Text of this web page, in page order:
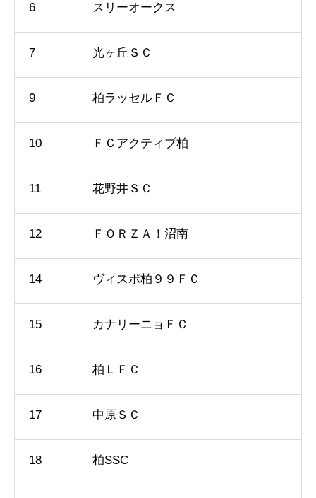
6 スリーオークス
7 光ヶ丘ＳＣ
9 柏ラッセルＦＣ
10 ＦＣアクティブ柏
11 花野井ＳＣ
12 ＦＯＲＺＡ！沼南
14 ヴィスポ柏９９ＦＣ
15 カナリーニョＦＣ
16 柏ＬＦＣ
17 中原ＳＣ
18 柏SSC